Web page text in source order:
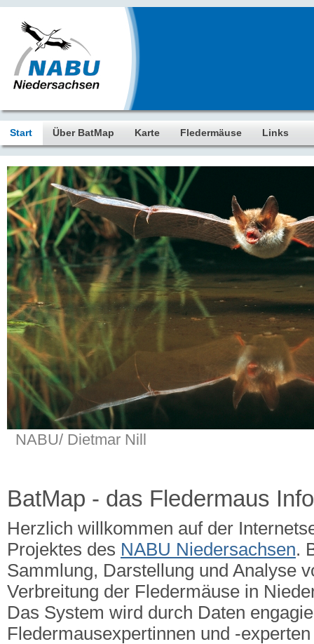
Start Über BatMap Karte Fledermäuse Links
NABU/ Dietmar Nill
BatMap - das Fledermaus
Herzlich willkommen auf der
Projektes des NABU Niedersachsen.
Sammlung, Darstellung und Analyse
Verbreitung der Fledermäuse in
Das System wird durch Daten
Fledermausexpertinnen und -